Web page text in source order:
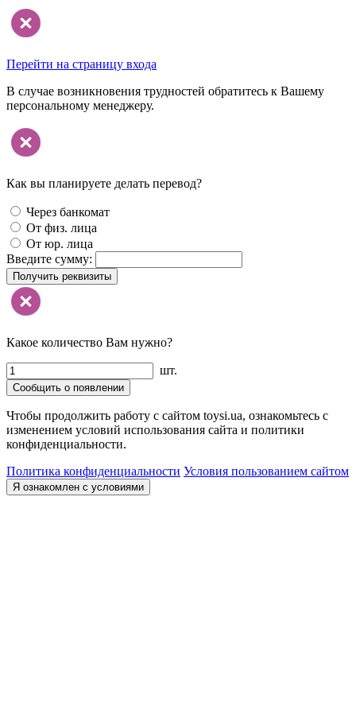
Перейти на страницу входа
В случае возникновения трудностей обратитесь к Вашему
персональному менеджеру.
Как вы планируете делать перевод?
Через банкомат
От физ. лица
От юр. лица
Введите сумму:
Получить реквизиты
Какое количество Вам нужно?
шт.
Сообщить о появлении
Чтобы продолжить работу с сайтом toysi.ua, ознакомьтесь с
изменением условий использования сайта и политики
конфиденциальности.
Политика конфиденциальности Условия пользованием сайтом
Я ознакомлен с условиями